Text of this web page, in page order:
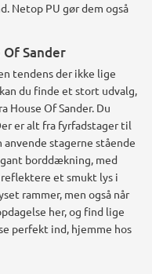
Netop PU gør dem også
Sander
tendens der ikke lige
du finde et stort udvalg,
House Of Sander. Du
er alt fra fyrfadstager til
anvende stagerne stående
borddækning, med
et smukt lys i
rammer, men også når
her, og find lige
perfekt ind, hjemme hos